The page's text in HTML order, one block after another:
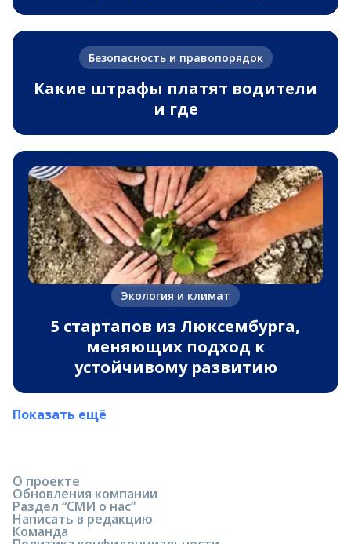
Безопасность и правопорядок
Какие штрафы платят водители
и где
Экология и климат
5 стартапов из Люксембурга,
меняющих подход к
устойчивому развитию
Показать ещё
О проекте
Обновления компании
Раздел “СМИ о нас”
Написать в редакцию
Команда